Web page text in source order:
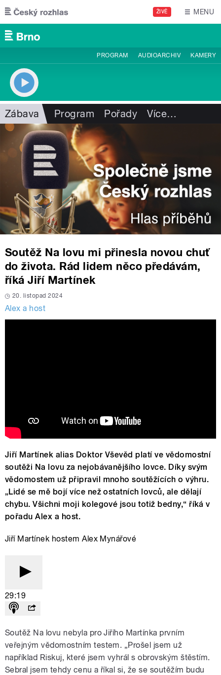
Přejít k hlavnímu obsahu
ŽIVĚ MENU
PROGRAM AUDIOARCHIV KAMERY
Zábava Program Pořady Více…
Soutěž Na lovu mi přinesla novou chuť
do života. Rád lidem něco předávám,
říká Jiří Martínek
20. listopad 2024
Alex a host
Jiří Martínek alias Doktor Vševěd platí ve vědomostní
soutěži Na lovu za nejobávanějšího lovce. Díky svým
vědomostem už připravil mnoho soutěžících o výhru.
„Lidé se mě bojí více než ostatních lovců, ale dělají
chybu. Všichni moji kolegové jsou totiž bedny,“ říká v
pořadu Alex a host.
Jiří Martínek hostem Alex Mynářové
29:19
Soutěž Na lovu nebyla pro Jiřího Martínka prvním
veřejným vědomostním testem. „Prošel jsem už
například Riskuj, které jsem vyhrál s obrovským štěstím.
Sebral jsem tehdy cenu a říkal si, že se soutěžím budu